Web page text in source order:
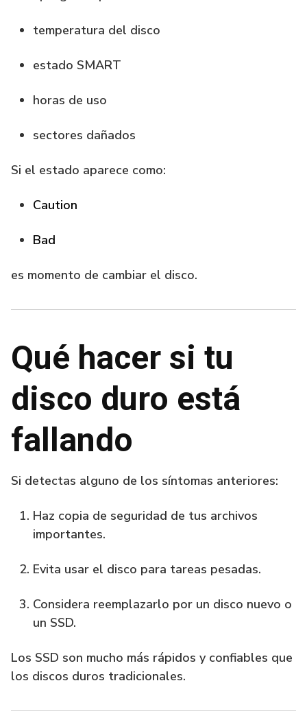
temperatura del disco
estado SMART
horas de uso
sectores dañados
Si el estado aparece como:
Caution
Bad
es momento de cambiar el disco.
Qué hacer si tu
disco duro está
fallando
Si detectas alguno de los síntomas anteriores:
Haz copia de seguridad de tus archivos
importantes.
Evita usar el disco para tareas pesadas.
Considera reemplazarlo por un disco nuevo o
un SSD.
Los SSD son mucho más rápidos y confiables que
los discos duros tradicionales.